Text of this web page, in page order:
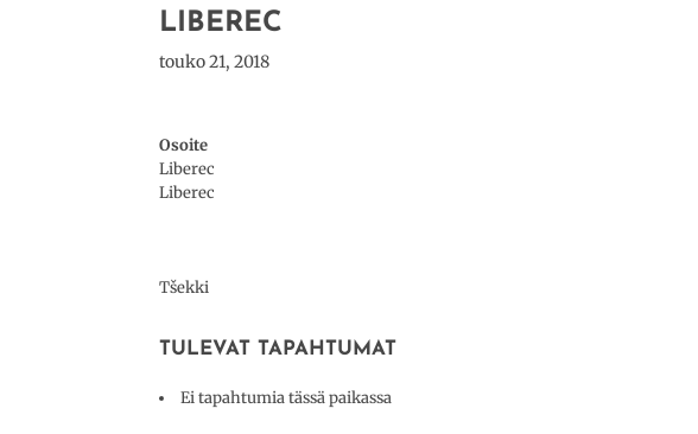
LIBEREC
touko 21, 2018
Osoite
Liberec
Liberec
Tšekki
TULEVAT TAPAHTUMAT
Ei tapahtumia tässä paikassa